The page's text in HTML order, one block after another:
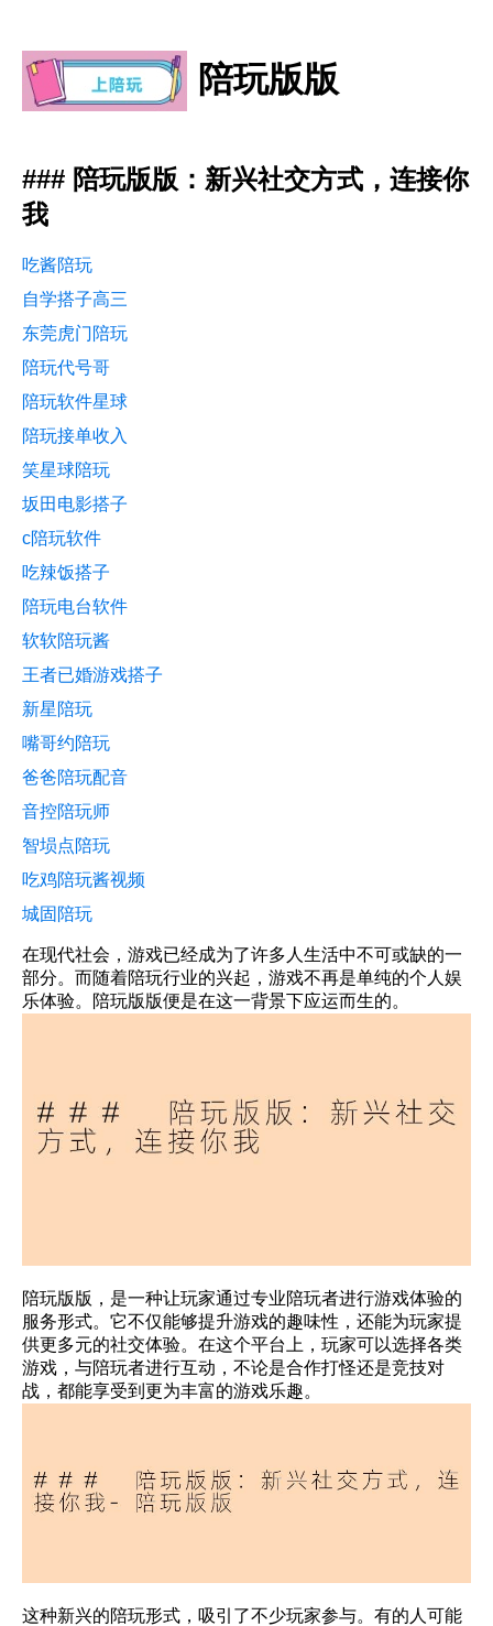
陪玩版版
### 陪玩版版：新兴社交方式，连接你
我
吃酱陪玩
自学搭子高三
东莞虎门陪玩
陪玩代号哥
陪玩软件星球
陪玩接单收入
笑星球陪玩
坂田电影搭子
c陪玩软件
吃辣饭搭子
陪玩电台软件
软软陪玩酱
王者已婚游戏搭子
新星陪玩
嘴哥约陪玩
爸爸陪玩配音
音控陪玩师
智埙点陪玩
吃鸡陪玩酱视频
城固陪玩
在现代社会，游戏已经成为了许多人生活中不可或缺的一
部分。而随着陪玩行业的兴起，游戏不再是单纯的个人娱
乐体验。陪玩版版便是在这一背景下应运而生的。
陪玩版版，是一种让玩家通过专业陪玩者进行游戏体验的
服务形式。它不仅能够提升游戏的趣味性，还能为玩家提
供更多元的社交体验。在这个平台上，玩家可以选择各类
游戏，与陪玩者进行互动，不论是合作打怪还是竞技对
战，都能享受到更为丰富的游戏乐趣。
这种新兴的陪玩形式，吸引了不少玩家参与。有的人可能